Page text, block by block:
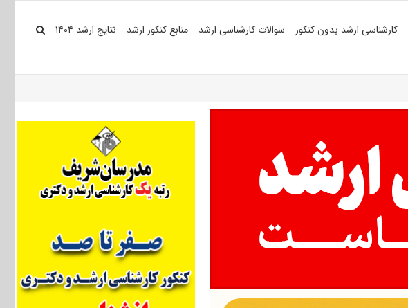
کارشناسی ارشد بدون کنکور سوالات کارشناسی ارشد منابع کنکور ارشد نتایج ارشد ۱۴۰۴